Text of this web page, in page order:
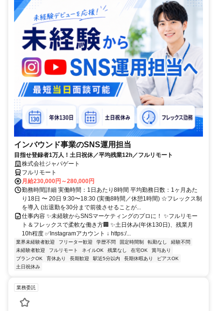
インバウンド事業のSNS運用担当
目指せ登録者1万人！土日祝休／平均残業12h／フルリモート
株式会社ジャパゲート
フルリモート
月給230,000円～280,000円
勤務時間詳細 実働時間：1日あたり8時間 平均勤務日数：1ヶ月あた
り18日 〜 20日 9:30〜18:30 (実働8時間／休憩1時間) ☆フレックス制
を導入 (出退勤を30分まで前後させることが...
仕事内容 ✨未経験からSNSマーケティングのプロに！ ✨フルリモー
ト＆フレックスで柔軟な働き方🏢 ✨土日休み(年休130日)、残業月
10h程度 ✅Instagramアカウント ↓ https:/...
業界未経験者歓迎 フリーター歓迎 学歴不問 固定時間制 転勤なし
経験不問
未経験者歓迎
フルリモート ネイルOK 残業なし 在宅OK
賞与あり
ブランクOK
育休あり 長期歓迎 駅近5分以内 長期休暇あり
ピアスOK
土日祝休み
業務委託